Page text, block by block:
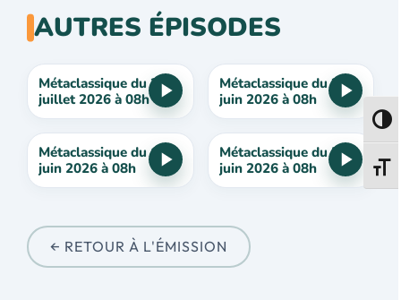
AUTRES ÉPISODES
Métaclassique du 3
juillet 2026 à 08h
Métaclassique du 26
juin 2026 à 08h
Métaclassique du 12
juin 2026 à 08h
Métaclassique du 5
juin 2026 à 08h
← RETOUR À L'ÉMISSION